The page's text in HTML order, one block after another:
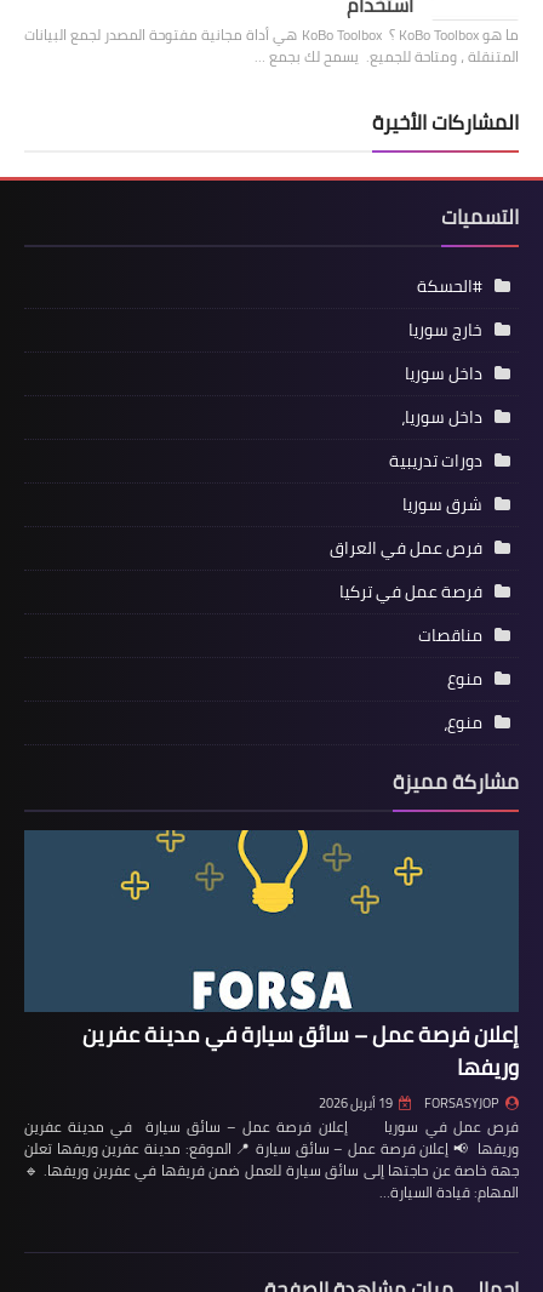
ما هو KoBo Toolbox ؟ KoBo Toolbox هي أداة مجانية مفتوحة المصدر لجمع البيانات
المتنقلة ، ومتاحة للجميع. يسمح لك بجمع …
المشاركات الأخيرة
التسميات
#الحسكة
خارج سوريا
داخل سوريا
داخل سوريا،
دورات تدريبية
شرق سوريا
فرص عمل في العراق
فرصة عمل في تركيا
مناقصات
منوع
منوع،
مشاركة مميزة
إعلان فرصة عمل – سائق سيارة في مدينة عفرين
وريفها
FORSASYJOP 19 أبريل 2026
فرص عمل في سوريا إعلان فرصة عمل – سائق سيارة في مدينة عفرين
وريفها 📢 إعلان فرصة عمل – سائق سيارة 📍 الموقع: مدينة عفرين وريفها تعلن
جهة خاصة عن حاجتها إلى سائق سيارة للعمل ضمن فريقها في عفرين وريفها. 🔹
المهام: قيادة السيارة…